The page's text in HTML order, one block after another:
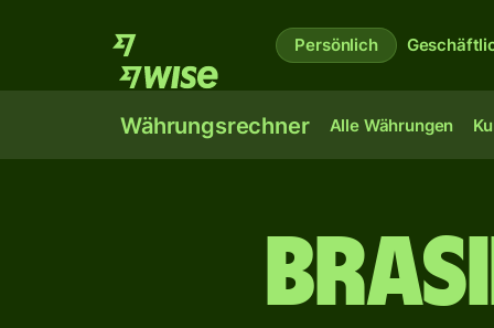
Persönlich
Währungsrechner Alle Währungen